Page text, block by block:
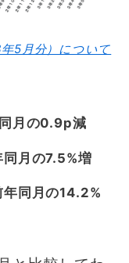
5月分）について
月の0.9p減
月の7.5%増
同月の14.2%